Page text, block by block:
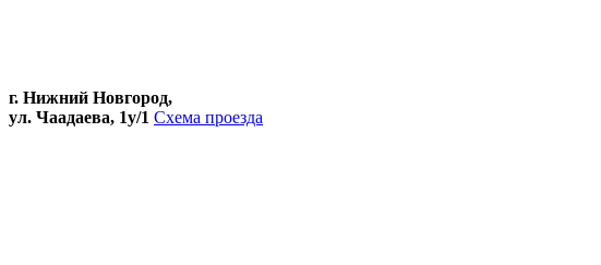
г. Нижний Новгород,
ул. Чаадаева, 1у/1 Схема проезда